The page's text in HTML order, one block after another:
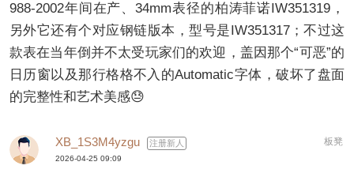
988-2002年间在产、34mm表径的柏涛菲诺IW351319，
另外它还有个对应钢链版本，型号是IW351317；不过这
款表在当年倒并不太受玩家们的欢迎，盖因那个“可恶”的
日历窗以及那行格格不入的Automatic字体，破坏了盘面
的完整性和艺术美感😓
XB_1S3M4yzgu 注册新人 板凳
2026-04-25 09:09